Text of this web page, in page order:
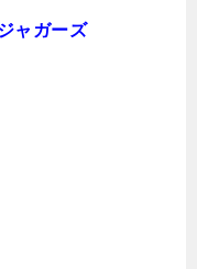
ャガーズ